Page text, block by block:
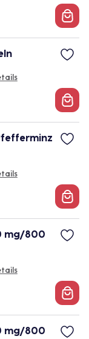
mg/800
mg/800